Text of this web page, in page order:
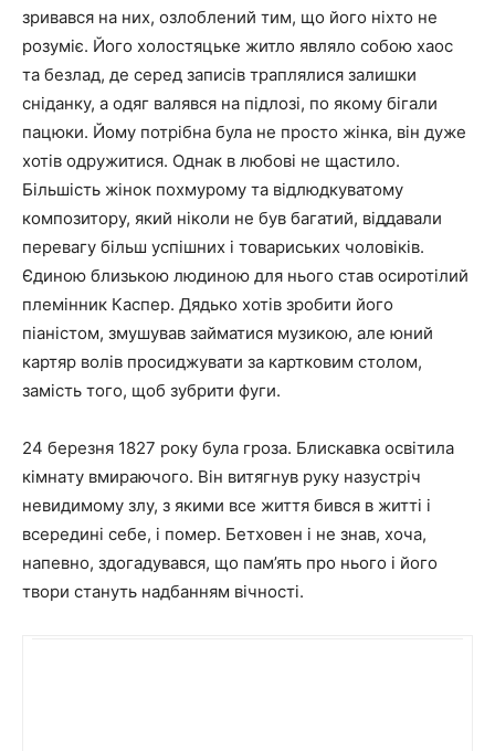
зривався на них, озлоблений тим, що його ніхто не
розуміє. Його холостяцьке житло являло собою хаос
та безлад, де серед записів траплялися залишки
сніданку, а одяг валявся на підлозі, по якому бігали
пацюки. Йому потрібна була не просто жінка, він дуже
хотів одружитися. Однак в любові не щастило.
Більшість жінок похмурому та відлюдкуватому
композитору, який ніколи не був багатий, віддавали
перевагу більш успішних і товариських чоловіків.
Єдиною близькою людиною для нього став осиротілий
племінник Каспер. Дядько хотів зробити його
піаністом, змушував займатися музикою, але юний
картяр волів просиджувати за картковим столом,
замість того, щоб зубрити фуги.
24 березня 1827 року була гроза. Блискавка освітила
кімнату вмираючого. Він витягнув руку назустріч
невидимому злу, з якими все життя бився в житті і
всередині себе, і помер. Бетховен і не знав, хоча,
напевно, здогадувався, що пам’ять про нього і його
твори стануть надбанням вічності.